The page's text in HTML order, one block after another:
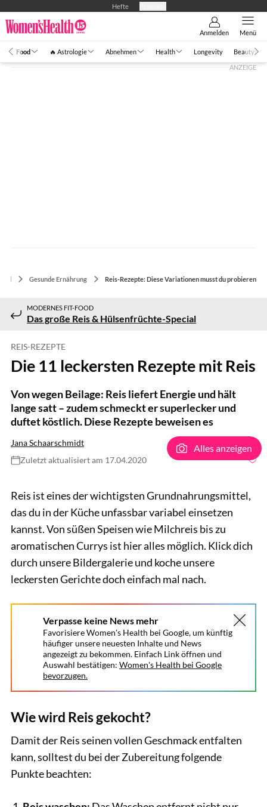
Hefte
Anmelden Menü
Food 🔥 Astrologie Abnehmen Health Longevity Beauty
ANZEIGE
Gesunde Ernährung Reis-Rezepte: Diese Variationen musst du probieren
MODERNES FIT-FOOD
Das große Reis & Hülsenfrüchte-Special
REIS-REZEPTE
Die 11 leckersten Rezepte mit Reis
Von wegen Beilage: Reis liefert Energie und hält
lange satt – zudem schmeckt er superlecker und
duftet köstlich. Diese Rezepte beweisen es
Jana Schaarschmidt
Zuletzt aktualisiert am 17.04.2020
Alles anzeigen
Reis ist eines der wichtigsten Grundnahrungsmittel,
das du in der Küche unfassbar variabel einsetzen
kannst. Von süßen Speisen wie Milchreis bis zu
aromatischen Currys ist hier alles möglich. Klick dich
durch unsere Bildergalerie und koche unsere
leckersten Gerichte doch einfach mal nach.
Verpasse keine News mehr
Favorisiere Women's Health bei Google, um künftig
häufiger unsere neuesten Inhalte und News
angezeigt zu bekommen. Einfach Link öffnen und
Auswahl bestätigen: Women's Health bei Google
bevorzugen.
Wie wird Reis gekocht?
Damit der Reis seinen vollen Geschmack entfalten
kann, solltest du bei der Zubereitung folgende
Punkte beachten: